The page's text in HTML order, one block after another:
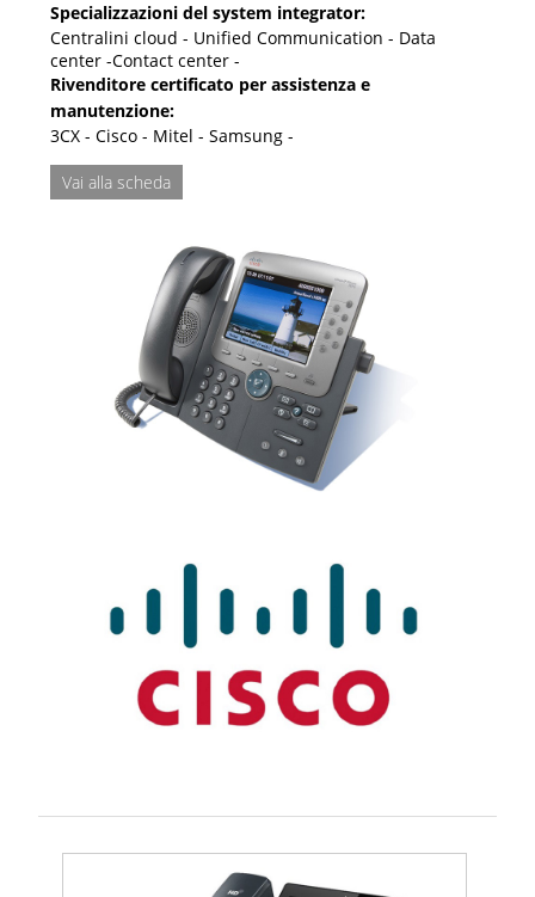
Specializzazioni del system integrator:
Centralini cloud - Unified Communication - Data
center -Contact center -
Rivenditore certificato per assistenza e
manutenzione:
3CX - Cisco - Mitel - Samsung -
Vai alla scheda